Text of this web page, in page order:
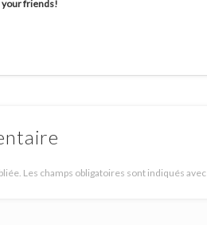
your friends!
Les champs obligatoires sont indiqués avec